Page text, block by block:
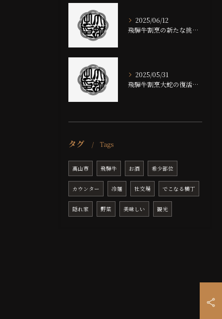
2025/06/12
飛騨牛割烹の新たな挑戦と魅力
2025/05/31
飛騨牛割烹大蛇の復活と新たな挑戦
タグ Tags
高山市 飛騨牛 お酒 希少部位
カウンター 冷麺 社交場 でこなる横丁
隠れ家 野菜 美味しい 観光